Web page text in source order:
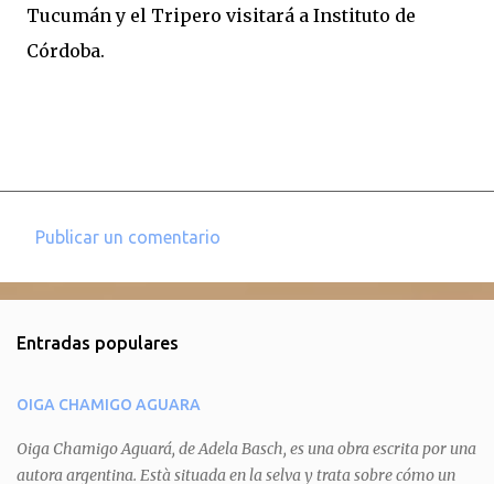
Tucumán y el Tripero visitará a Instituto de
Córdoba.
e
t
a
r
Publicar un comentario
Entradas populares
OIGA CHAMIGO AGUARA
Oiga Chamigo Aguará, de Adela Basch, es una obra escrita por una
autora argentina. Està situada en la selva y trata sobre cómo un